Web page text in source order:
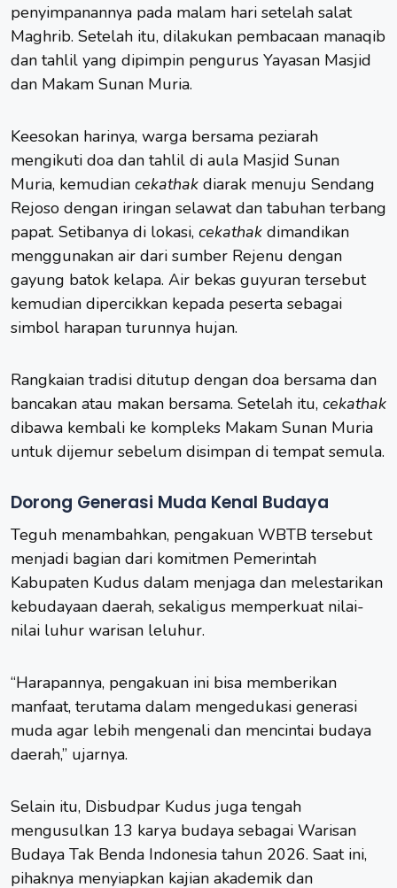
penyimpanannya pada malam hari setelah salat
Maghrib. Setelah itu, dilakukan pembacaan manaqib
dan tahlil yang dipimpin pengurus Yayasan Masjid
dan Makam Sunan Muria.
Keesokan harinya, warga bersama peziarah
mengikuti doa dan tahlil di aula Masjid Sunan
Muria, kemudian cekathak diarak menuju Sendang
Rejoso dengan iringan selawat dan tabuhan terbang
papat. Setibanya di lokasi, cekathak dimandikan
menggunakan air dari sumber Rejenu dengan
gayung batok kelapa. Air bekas guyuran tersebut
kemudian dipercikkan kepada peserta sebagai
simbol harapan turunnya hujan.
Rangkaian tradisi ditutup dengan doa bersama dan
bancakan atau makan bersama. Setelah itu, cekathak
dibawa kembali ke kompleks Makam Sunan Muria
untuk dijemur sebelum disimpan di tempat semula.
Dorong Generasi Muda Kenal Budaya
Teguh menambahkan, pengakuan WBTB tersebut
menjadi bagian dari komitmen Pemerintah
Kabupaten Kudus dalam menjaga dan melestarikan
kebudayaan daerah, sekaligus memperkuat nilai-
nilai luhur warisan leluhur.
“Harapannya, pengakuan ini bisa memberikan
manfaat, terutama dalam mengedukasi generasi
muda agar lebih mengenali dan mencintai budaya
daerah,” ujarnya.
Selain itu, Disbudpar Kudus juga tengah
mengusulkan 13 karya budaya sebagai Warisan
Budaya Tak Benda Indonesia tahun 2026. Saat ini,
pihaknya menyiapkan kajian akademik dan